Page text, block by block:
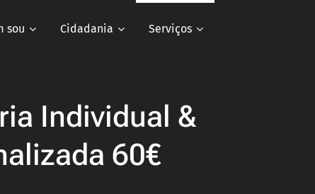
sou Cidadania Serviços
Individual &
60€